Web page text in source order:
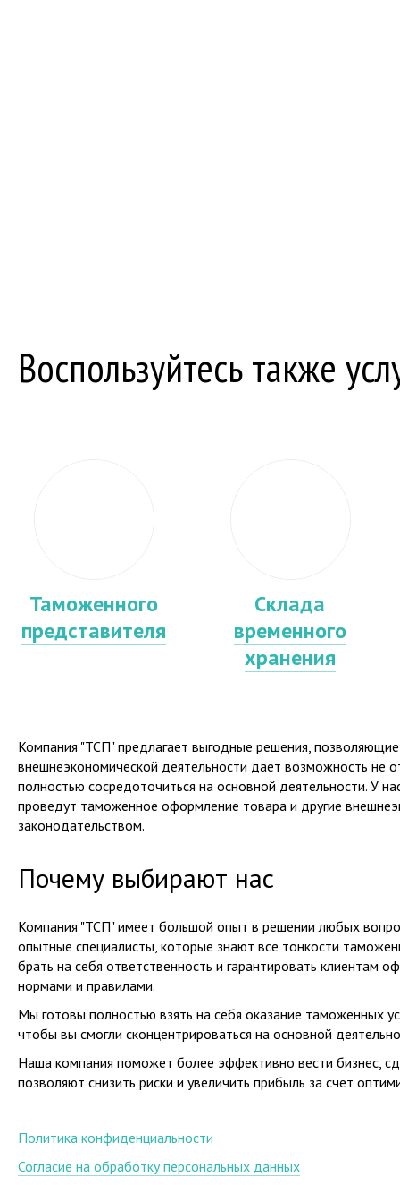
Воспользуйтесь также
Таможенного
представителя
Склада
временного
хранения
Компания "ТСП" предлагает выгодные решения,
внешнеэкономической деятельности дает возможность не
полностью сосредоточиться на основной деятельности. У
проведут таможенное оформление товара и другие
законодательством.
Почему выбирают нас
Компания "ТСП" имеет большой опыт в решении любых
опытные специалисты, которые знают все тонкости
брать на себя ответственность и гарантировать
нормами и правилами.
Мы готовы полностью взять на себя оказание таможенных
чтобы вы смогли сконцентрироваться на основной
Наша компания поможет более эффективно вести бизнес,
позволяют снизить риски и увеличить прибыль за счет
Политика конфиденциальности
Согласие на обработку персональных данных